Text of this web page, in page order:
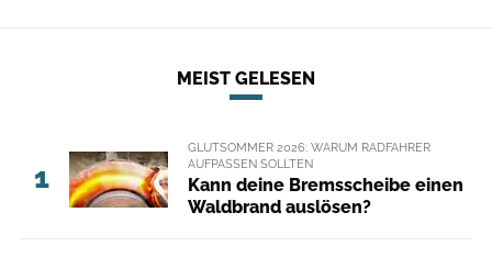
MEIST GELESEN
1
GLUTSOMMER 2026: WARUM RADFAHRER
AUFPASSEN SOLLTEN
Kann deine Bremsscheibe einen
Waldbrand auslösen?